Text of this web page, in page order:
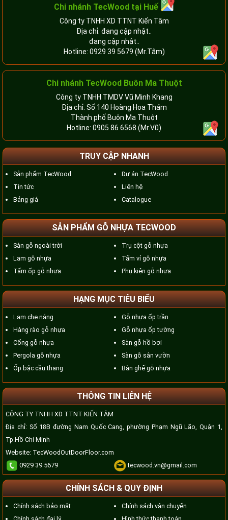
Chi nhánh TecWood tại Huế
Công ty TNHH XD TTNT Kiến Tâm
Địa chỉ: đang cập nhật..
đang cập nhật..
Hotline: 0929 39 5679 (Mr.Tâm)
Chi nhánh TecWood Buôn Ma Thuột
Công ty TNHH TMDV Vũ Minh Khang
Địa chỉ: Số 140 Hoàng Hoa Thám
Thành phố Buôn Ma Thuột
Hotline: 0905 86 6568 (Mr.Vũ)
TRUY CẬP NHANH
Sản phẩm TecWood
Tin tức
Bảng giá
Dự án TecWood
Liên hệ
Catalogue
SẢN PHẨM GỖ NHỰA TECWOOD
Sàn gỗ ngoài trời
Lam gỗ nhựa
Tấm ốp gỗ nhựa
Trụ cột gỗ nhựa
Tấm vỉ gỗ nhựa
Phụ kiện gỗ nhựa
HẠNG MỤC TIÊU BIỂU
Lam che nắng
Hàng rào gỗ nhựa
Cổng gỗ nhựa
Pergola gỗ nhựa
Ốp bậc cầu thang
Gỗ nhựa ốp trần
Gỗ nhựa ốp tường
Sàn gỗ hồ bơi
Sàn gỗ sân vườn
Bàn ghế gỗ nhựa
THÔNG TIN LIÊN HỆ
CÔNG TY TNHH XD TTNT KIẾN TÂM
Địa chỉ: Số 18B đường Nam Quốc Cang, phường Phạm Ngũ Lão, Quận 1,
Tp.Hồ Chí Minh
Website: TecWoodOutDoorFloor.com
0929 39 5679
tecwood.vn@gmail.com
CHÍNH SÁCH & QUY ĐỊNH
Chính sách bảo mật
Chính sách vận chuyển